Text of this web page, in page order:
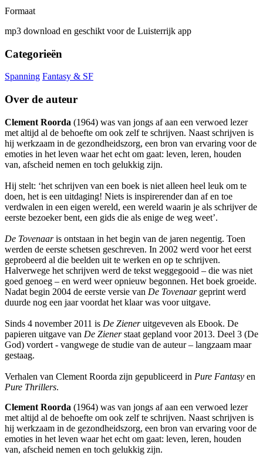
Formaat
mp3 download en geschikt voor de Luisterrijk app
Categorieën
Spanning Fantasy & SF
Over de auteur
Clement Roorda (1964) was van jongs af aan een verwoed lezer
met altijd al de behoefte om ook zelf te schrijven. Naast schrijven is
hij werkzaam in de gezondheidszorg, een bron van ervaring voor de
emoties in het leven waar het echt om gaat: leven, leren, houden
van, afscheid nemen en toch gelukkig zijn.
Hij stelt: ‘het schrijven van een boek is niet alleen heel leuk om te
doen, het is een uitdaging! Niets is inspirerender dan af en toe
verdwalen in een eigen wereld, een wereld waarin je als schrijver de
eerste bezoeker bent, een gids die als enige de weg weet’.
De Tovenaaris ontstaan in het begin van de jaren negentig. Toen
werden de eerste schetsen geschreven. In 2002 werd voor het eerst
geprobeerd al die beelden uit te werken en op te schrijven.
Halverwege het schrijven werd de tekst weggegooid – die was niet
goed genoeg – en werd weer opnieuw begonnen. Het boek groeide.
Nadat begin 2004 de eerste versie van De Tovenaargeprint werd
duurde nog een jaar voordat het klaar was voor uitgave.
Sinds 4 november 2011 is De Zieneruitgeveven als Ebook. De
papieren uitgave van De Zienerstaat gepland voor 2013. Deel 3 (De
God) vordert - vangwege de studie van de auteur – langzaam maar
gestaag.
Verhalen van Clement Roorda zijn gepubliceerd in Pure Fantasy en
Pure Thrillers.
Clement Roorda (1964) was van jongs af aan een verwoed lezer
met altijd al de behoefte om ook zelf te schrijven. Naast schrijven is
hij werkzaam in de gezondheidszorg, een bron van ervaring voor de
emoties in het leven waar het echt om gaat: leven, leren, houden
van, afscheid nemen en toch gelukkig zijn.